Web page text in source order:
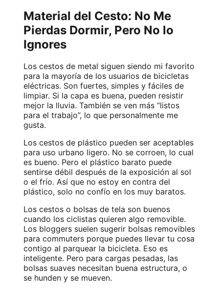
Material del Cesto: No Me
Pierdas Dormir, Pero No lo
Ignores
Los cestos de metal siguen siendo mi favorito
para la mayoría de los usuarios de bicicletas
eléctricas. Son fuertes, simples y fáciles de
limpiar. Si la capa es buena, pueden resistir
mejor la lluvia. También se ven más “listos
para el trabajo”, lo que personalmente me
gusta.
Los cestos de plástico pueden ser aceptables
para uso urbano ligero. No se corroen, lo cual
es bueno. Pero el plástico barato puede
sentirse débil después de la exposición al sol
o el frío. Así que no estoy en contra del
plástico, solo no confío en los muy baratos.
Los cestos o bolsas de tela son buenos
cuando los ciclistas quieren algo removible.
Los bloggers suelen sugerir bolsas removibles
para commuters porque puedes llevar tu cosa
contigo al parquear la bicicleta. Eso es
inteligente. Pero para cargas pesadas, las
bolsas suaves necesitan buena estructura, o
se hunden y se mueven.